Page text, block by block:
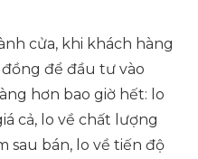
cửa, khi khách hàng
để đầu tư vào
hơn bao giờ hết: lo
cả, lo về chất lượng
sau bán, lo về tiến độ